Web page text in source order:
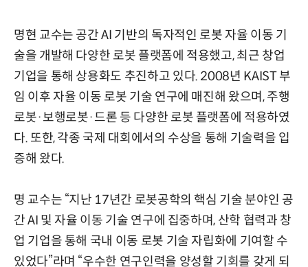
명현 교수는 공간 AI 기반의 독자적인 로봇 자율 이동 기
술을 개발해 다양한 로봇 플랫폼에 적용했고, 최근 창업
기업을 통해 상용화도 추진하고 있다. 2008년 KAIST 부
임 이후 자율 이동 로봇 기술 연구에 매진해 왔으며, 주행
로봇·보행로봇·드론 등 다양한 로봇 플랫폼에 적용하였
다. 또한, 각종 국제 대회에서의 수상을 통해 기술력을 입
증해 왔다.
명 교수는 “지난 17년간 로봇공학의 핵심 기술 분야인 공
간 AI 및 자율 이동 기술 연구에 집중하며, 산학 협력과 창
업 기업을 통해 국내 이동 로봇 기술 자립화에 기여할 수
있었다”라며 “우수한 연구인력을 양성할 기회를 갖게 되